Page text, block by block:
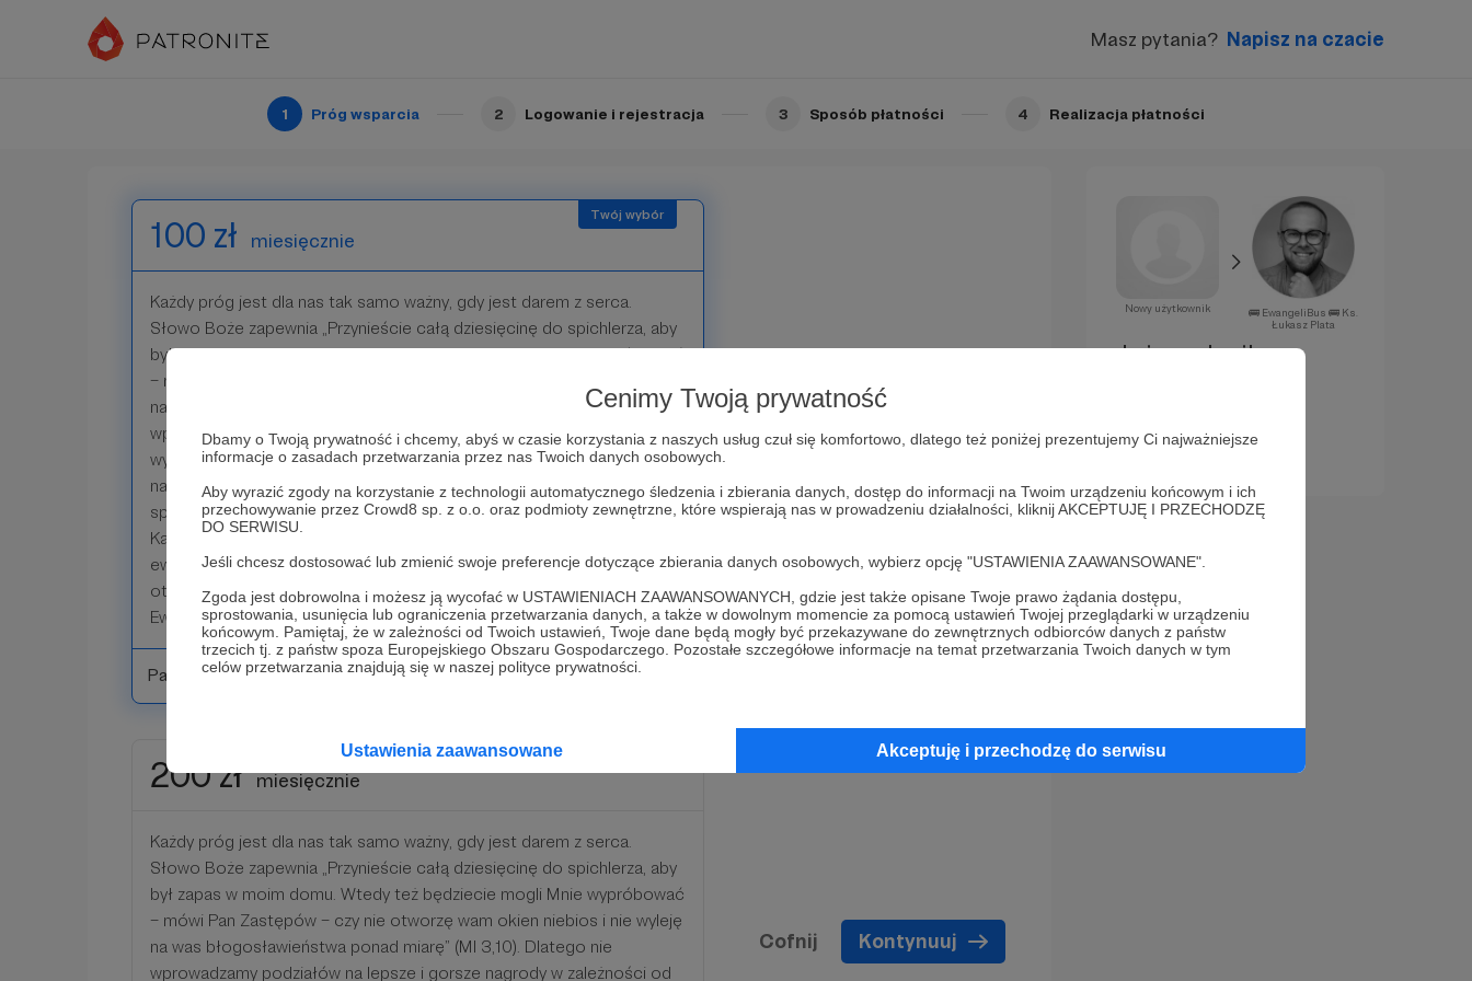
Cenimy Twoją prywatność
Dbamy o Twoją prywatność i chcemy, abyś w czasie korzystania z naszych usług czuł się komfortowo, dlatego też poniżej prezentujemy Ci najważniejsze
informacje o zasadach przetwarzania przez nas Twoich danych osobowych.
Aby wyrazić zgody na korzystanie z technologii automatycznego śledzenia i zbierania danych, dostęp do informacji na Twoim urządzeniu końcowym i ich
przechowywanie przez Crowd8 sp. z o.o. oraz podmioty zewnętrzne, które wspierają nas w prowadzeniu działalności, kliknij AKCEPTUJĘ I PRZECHODZĘ
DO SERWISU.
Jeśli chcesz dostosować lub zmienić swoje preferencje dotyczące zbierania danych osobowych, wybierz opcję "USTAWIENIA ZAAWANSOWANE".
Zgoda jest dobrowolna i możesz ją wycofać w USTAWIENIACH ZAAWANSOWANYCH, gdzie jest także opisane Twoje prawo żądania dostępu,
sprostowania, usunięcia lub ograniczenia przetwarzania danych, a także w dowolnym momencie za pomocą ustawień Twojej przeglądarki w urządzeniu
końcowym. Pamiętaj, że w zależności od Twoich ustawień, Twoje dane będą mogły być przekazywane do zewnętrznych odbiorców danych z państw
trzecich tj. z państw spoza Europejskiego Obszaru Gospodarczego. Pozostałe szczegółowe informacje na temat przetwarzania Twoich danych w tym
celów przetwarzania znajdują się w naszej polityce prywatności.
Ustawienia zaawansowane Akceptuję i przechodzę do serwisu
Masz pytania? Napisz na czacie
1 Próg wsparcia 2 Logowanie i rejestracja 3 Sposób płatności 4 Realizacja płatności
otrzyma spersonalizowane podziękowanie za wkład w Dzieło
100 zł miesięcznie
Każdy próg jest dla nas tak samo ważny, gdy jest darem z serca.
Słowo Boże zapewnia „Przynieście całą dziesięcinę do spichlerza, aby
był zapas w moim domu. Wtedy też będziecie mogli Mnie wypróbować
– mówi Pan Zastępów – czy nie otworzę wam okien niebios i nie wyleję
na was błogosławieństwa ponad miarę” (Ml 3,10). Dlatego nie
wprowadzamy podziałów na lepsze i gorsze nagrody w zależności od
wysokości wpłaty. Najcenniejszym Darem, jaki otrzymują WSZYSCY
nasi patroni jest ofiara Mszy Świętej. Każdego 18 dnia miesiąca
sprawuję w Twoich intencjach Eucharystię przez wstawiennictwo bł.
Karoliny. Ponadto modlimy się za Ciebie w drodze i podczas wydarzeń
ewangelizacyjnych przedstawiamy Bogu Twoje intencje. Każdy z Was
otrzyma spersonalizowane podziękowanie za wkład w Dzieło
Ewangelizacyjne wysłane pocztą.
Patroni: 10
200 zł miesięcznie
Każdy próg jest dla nas tak samo ważny, gdy jest darem z serca.
Słowo Boże zapewnia „Przynieście całą dziesięcinę do spichlerza, aby
był zapas w moim domu. Wtedy też będziecie mogli Mnie wypróbować
– mówi Pan Zastępów – czy nie otworzę wam okien niebios i nie wyleję
na was błogosławieństwa ponad miarę” (Ml 3,10). Dlatego nie
wprowadzamy podziałów na lepsze i gorsze nagrody w zależności od
Cofnij Kontynuuj
Nowy użytkownik
🚌 EwangeliBus 🚌 Ks.
Łukasz Plata
Już za chwilę